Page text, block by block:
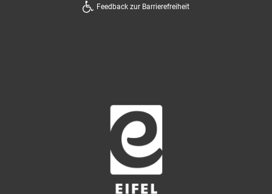
Feedback zur Barrierefreiheit